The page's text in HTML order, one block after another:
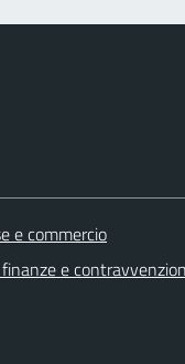
e commercio
finanze e